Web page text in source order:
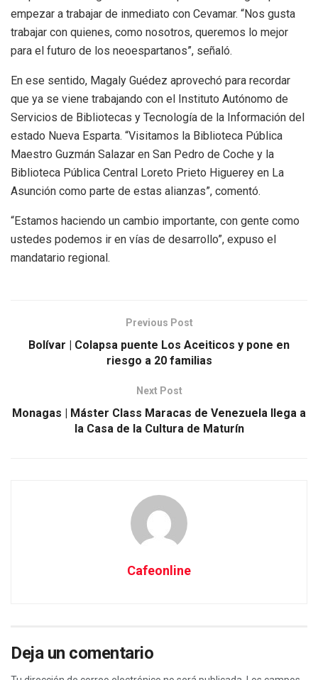
empezar a trabajar de inmediato con Cevamar. “Nos gusta
trabajar con quienes, como nosotros, queremos lo mejor
para el futuro de los neoespartanos”, señaló.
En ese sentido, Magaly Guédez aprovechó para recordar
que ya se viene trabajando con el Instituto Autónomo de
Servicios de Bibliotecas y Tecnología de la Información del
estado Nueva Esparta. “Visitamos la Biblioteca Pública
Maestro Guzmán Salazar en San Pedro de Coche y la
Biblioteca Pública Central Loreto Prieto Higuerey en La
Asunción como parte de estas alianzas”, comentó.
“Estamos haciendo un cambio importante, con gente como
ustedes podemos ir en vías de desarrollo”, expuso el
mandatario regional.
Previous Post
Bolívar | Colapsa puente Los Aceiticos y pone en
riesgo a 20 familias
Next Post
Monagas | Máster Class Maracas de Venezuela llega a
la Casa de la Cultura de Maturín
Cafeonline
Deja un comentario